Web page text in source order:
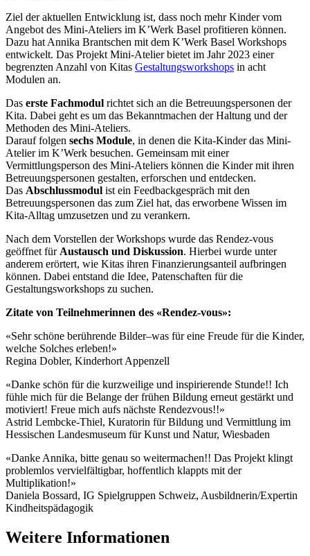
Ziel der aktuellen Entwicklung ist, dass noch mehr Kinder vom
Angebot des Mini-Ateliers im K’Werk Basel profitieren können.
Dazu hat Annika Brantschen mit dem K’Werk Basel Workshops
entwickelt. Das Projekt Mini-Atelier bietet im Jahr 2023 einer
begrenzten Anzahl von Kitas Gestaltungsworkshops in acht
Modulen an.
Das erste Fachmodul richtet sich an die Betreuungspersonen der
Kita. Dabei geht es um das Bekanntmachen der Haltung und der
Methoden des Mini-Ateliers.
Darauf folgen sechs Module, in denen die Kita-Kinder das Mini-
Atelier im K’Werk besuchen. Gemeinsam mit einer
Vermittlungsperson des Mini-Ateliers können die Kinder mit ihren
Betreuungspersonen gestalten, erforschen und entdecken.
Das Abschlussmodul ist ein Feedbackgespräch mit den
Betreuungspersonen das zum Ziel hat, das erworbene Wissen im
Kita-Alltag umzusetzen und zu verankern.
Nach dem Vorstellen der Workshops wurde das Rendez-vous
geöffnet für Austausch und Diskussion. Hierbei wurde unter
anderem erörtert, wie Kitas ihren Finanzierungsanteil aufbringen
können. Dabei entstand die Idee, Patenschaften für die
Gestaltungsworkshops zu suchen.
Zitate von Teilnehmerinnen des «Rendez-vous»:
«Sehr schöne berührende Bilder–was für eine Freude für die Kinder,
welche Solches erleben!»
Regina Dobler, Kinderhort Appenzell
«Danke schön für die kurzweilige und inspirierende Stunde!! Ich
fühle mich für die Belange der frühen Bildung erneut gestärkt und
motiviert! Freue mich aufs nächste Rendezvous!!»
Astrid Lembcke-Thiel, Kuratorin für Bildung und Vermittlung im
Hessischen Landesmuseum für Kunst und Natur, Wiesbaden
«Danke Annika, bitte genau so weitermachen!! Das Projekt klingt
problemlos vervielfältigbar, hoffentlich klappts mit der
Multiplikation!»
Daniela Bossard, IG Spielgruppen Schweiz, Ausbildnerin/Expertin
Kindheitspädagogik
Weitere Informationen